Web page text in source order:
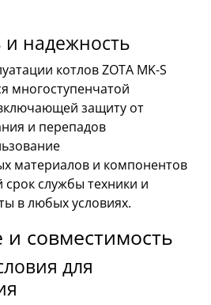
и надежность
котлов ZOTA MK-S
многоступенчатой
защиту от
и перепадов
материалов и компонентов
срок службы техники и
в любых условиях.
совместимость
для